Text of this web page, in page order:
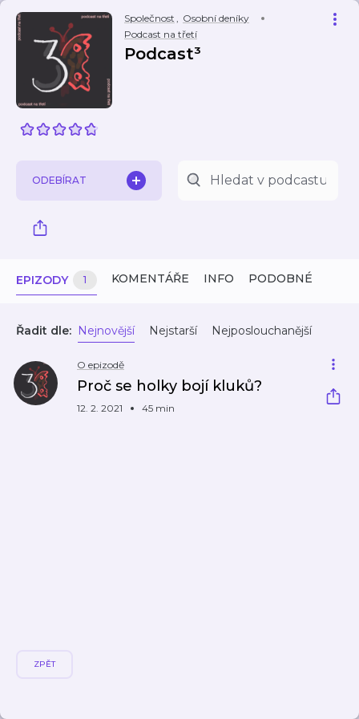
Společnost , Osobní deníky
Podcast na třetí
Podcast³
ODEBÍRAT
EPIZODY 1 KOMENTÁŘE INFO PODOBNÉ
Řadit dle: Nejnovější Nejstarší Nejposlouchanější
O epizodě
Proč se holky bojí kluků?
12. 2. 2021 45 min
ZPĚT